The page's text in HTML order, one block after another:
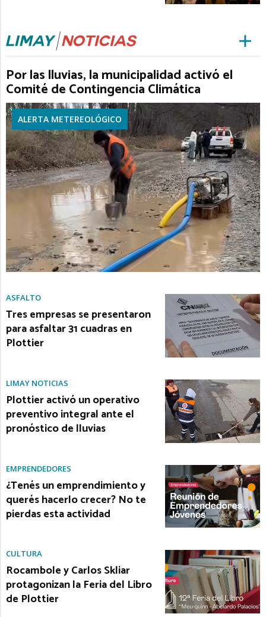
Por las lluvias, la municipalidad activó el
Comité de Contingencia Climática
ALERTA METEREOLÓGICO
ASFALTO
Tres empresas se presentaron
para asfaltar 31 cuadras en
Plottier
LIMAY NOTICIAS
Plottier activó un operativo
preventivo integral ante el
pronóstico de lluvias
EMPRENDEDORES
¿Tenés un emprendimiento y
querés hacerlo crecer? No te
pierdas esta actividad
CULTURA
Rocambole y Carlos Skliar
protagonizan la Feria del Libro
de Plottier